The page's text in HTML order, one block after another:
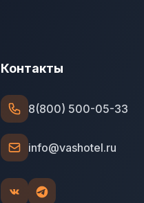
Контакты
8(800) 500-05-33
info@vashotel.ru